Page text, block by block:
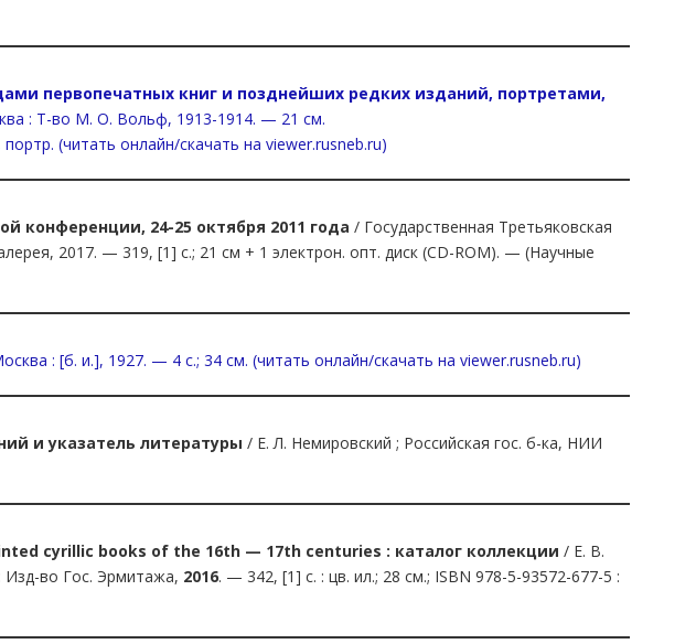
первопечатных книг и позднейших редких изданий, портретами,
: Т-во М. О. Вольф, 1913-1914. — 21 см.
(читать онлайн/скачать на viewer.rusneb.ru)
конференции, 24-25 октября 2011 года / Государственная Третьяковская
2017. — 319, [1] с.; 21 см + 1 электрон. опт. диск (CD-ROM). — (Научные
: [б. и.], 1927. — 4 с.; 34 см. (читать онлайн/скачать на viewer.rusneb.ru)
и указатель литературы / Е. Л. Немировский ; Российская гос. б-ка, НИИ
cyrillic books of the 16th — 17th centuries : каталог коллекции / Е. В.
Изд-во Гос. Эрмитажа, 2016. — 342, [1] с. : цв. ил.; 28 см.; ISBN 978-5-93572-677-5 :